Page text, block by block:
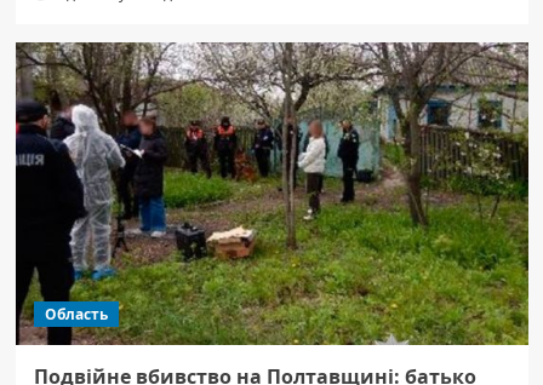
Область
Подвійне вбивство на Полтавщині: батько